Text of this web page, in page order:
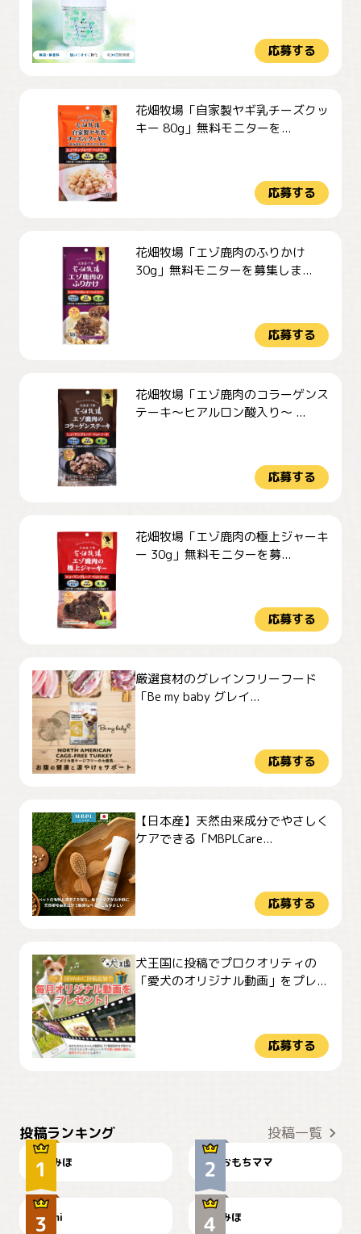
応募する
花畑牧場「自家製ヤギ乳チーズクッ
キー 80g」無料モニターを...
応募する
花畑牧場「エゾ鹿肉のふりかけ
30g」無料モニターを募集しま...
応募する
花畑牧場「エゾ鹿肉のコラーゲンス
テーキ～ヒアルロン酸入り～ ...
応募する
花畑牧場「エゾ鹿肉の極上ジャーキ
ー 30g」無料モニターを募...
応募する
厳選食材のグレインフリーフード
「Be my baby グレイ...
応募する
【日本産】天然由来成分でやさしく
ケアできる「MBPLCare...
応募する
犬王国に投稿でプロクオリティの
「愛犬のオリジナル動画」をプレ...
応募する
投稿ランキング 投稿一覧
みほ おもちママ
可愛い？
mi
見てるぞぉ
みほ
🌻とむぎ！
ドーベルマンのお友達邸に
て